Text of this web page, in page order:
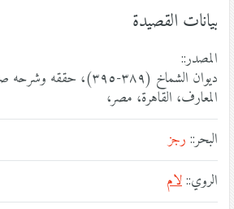
بيانات القصيدة
المصدر::
ديوان الشماخ (٣٨٩-٣٩٥)،
المعارف، القاهرة، مصر،
البحر:: رجز
الروي::لام